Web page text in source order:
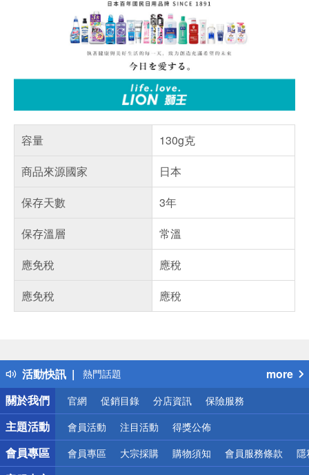
容量
130g克
商品來源國家
日本
保存天數
3年
保存溫層
常溫
應免稅
應稅
應免稅
應稅
活動快訊
得獎公告
熱門話題
銀行優惠
偏遠地區配送
詐騙網頁！請小心！
more
關於我們
官網 促銷目錄 分店資訊 保險服務
主題活動 會員活動 注目活動 得獎公佈
會員專區 會員專區 大宗採購 購物須知 會員服務條款 隱